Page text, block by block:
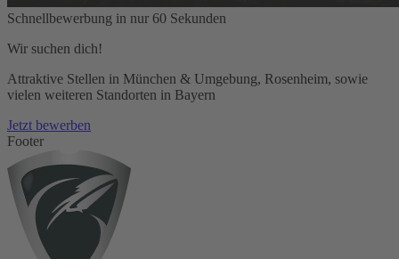
Schnellbewerbung in nur 60 Sekunden
Wir suchen dich!
Attraktive Stellen in München & Umgebung, Rosenheim, sowie
vielen weiteren Standorten in Bayern
Jetzt bewerben
Footer